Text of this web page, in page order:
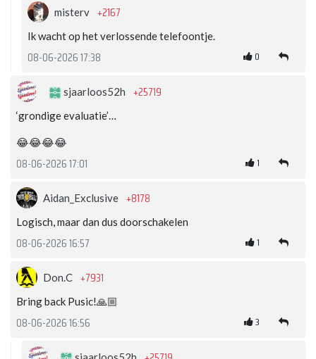
misterv +2167
Ik wacht op het verlossende telefoontje.
08-06-2026 17:38 0
sjaarloos52h +25719
‘grondige evaluatie’…
😂😂😂😂
08-06-2026 17:01 1
Aidan_Exclusive +8178
Logisch, maar dan dus doorschakelen
08-06-2026 16:57 1
Don.C +7931
Bring back Pusic!🙏🏼
08-06-2026 16:56 3